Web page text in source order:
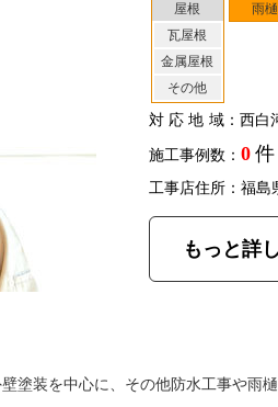
屋根
瓦屋根
金属屋根
その他
雨樋
対応地域：西白
施工事例数： 0 件
工事店住所：福島
もっと詳
塗装を中心に、その他防水工事や雨